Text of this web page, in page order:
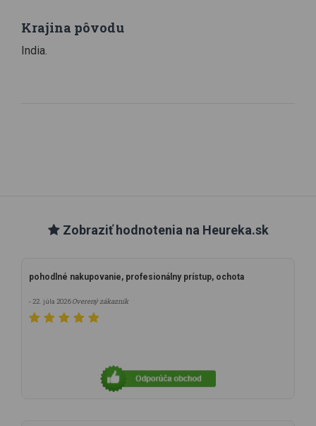
Krajina pôvodu
India.
Zobraziť hodnotenia na Heureka.sk
pohodlné nakupovanie, profesionálny prístup, ochota
- 22. júla 2026Overený zákazník